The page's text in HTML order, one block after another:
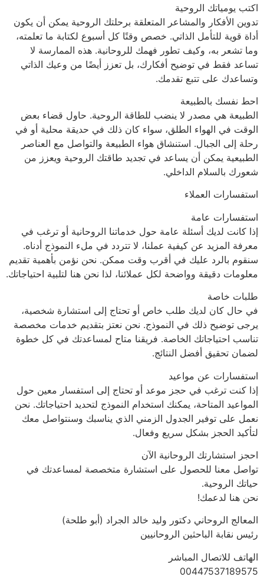
اكتب يومياتك الروحية
تدوين الأفكار والمشاعر المتعلقة برحلتك الروحية يمكن أن يكون
أداة قوية للتأمل الذاتي. خصص وقتًا كل أسبوع لكتابة ما تعلمته،
وما تشعر به، وكيف تطور فهمك للروحانية. هذه الممارسة لا
تساعد فقط في توضيح أفكارك، بل تعزز أيضًا من وعيك الذاتي
وتساعدك على تتبع تقدمك.
احط نفسك بالطبيعة
الطبيعة هي مصدر لا ينضب للطاقة الروحية. حاول قضاء بعض
الوقت في الهواء الطلق، سواء كان ذلك في حديقة محلية أو في
رحلة إلى الجبال. استنشاق هواء الطبيعة والتواصل مع العناصر
الطبيعية يمكن أن يساعد في تجديد طاقتك الروحية ويعزز من
شعورك بالسلام الداخلي.
استفسارات العملاء
استفسارات عامة
إذا كانت لديك أسئلة عامة حول خدماتنا الروحانية أو ترغب في
معرفة المزيد عن كيفية عملنا، لا تتردد في ملء النموذج أدناه.
سنقوم بالرد عليك في أقرب وقت ممكن. نحن نؤمن بأهمية تقديم
معلومات دقيقة وواضحة لكل عملائنا، لذا نحن هنا لتلبية احتياجاتك.
طلبات خاصة
في حال كان لديك طلب خاص أو تحتاج إلى استشارة شخصية،
يرجى توضيح ذلك في النموذج. نحن نعتز بتقديم خدمات مخصصة
تناسب احتياجاتك الخاصة. فريقنا متاح لمساعدتك في كل خطوة
لضمان تحقيق أفضل النتائج.
استفسارات عن مواعيد
إذا كنت ترغب في حجز موعد أو تحتاج إلى استفسار معين حول
المواعيد المتاحة، يمكنك استخدام النموذج لتحديد احتياجاتك. نحن
نعمل على توفير الجدول الزمني الذي يناسبك وسنتواصل معك
لتأكيد الحجز بشكل سريع وفعال.
احجز استشارتك الروحانية الآن
تواصل معنا للحصول على استشارة متخصصة لمساعدتك في
حياتك الروحية.
نحن هنا لدعمك!
المعالج الروحاني دكتور وليد خالد الجراد (أبو طلحة)
رئيس نقابة الباحثين الروحانيين
الهاتف للاتصال المباشر
00447537189575